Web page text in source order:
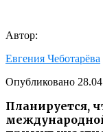
Автор:
Евгения Чеботарёва
Опубликовано
Планируется,